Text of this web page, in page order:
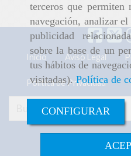
terceros que permiten
navegación, analizar
publicidad
sobre la base de un
tus hábitos de
visitadas).Política de
CONFIGURAR
Inicio Aviso Legal
Política de Privacidad